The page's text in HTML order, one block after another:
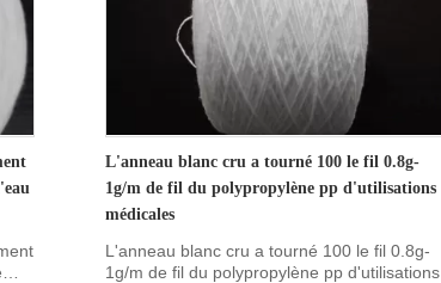
L'anneau blanc cru a tourné 100 le fil 0.8g-
1g/m de fil du polypropylène pp d'utilisations
médicales
L'anneau blanc cru a tourné 100 le fil 0.8g-
1g/m de fil du polypropylène pp d'utilisations